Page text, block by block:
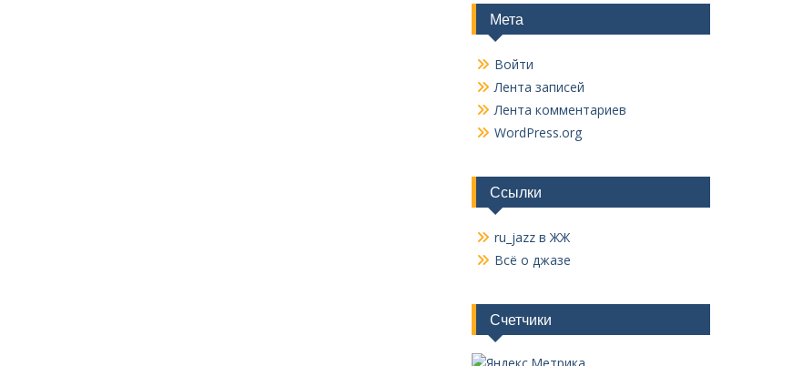
Мета
Войти
Лента записей
Лента комментариев
WordPress.org
Ссылки
ru_jazz в ЖЖ
Всё о джазе
Счетчики